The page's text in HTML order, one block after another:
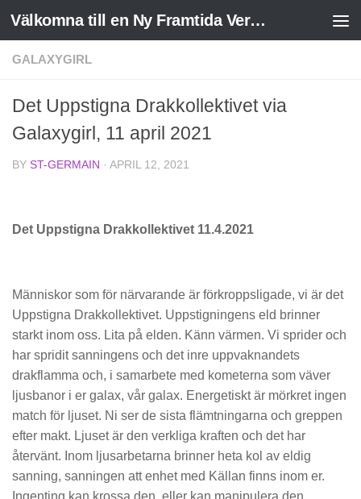
Skip to content Välkomna till en Ny Framtida Verklighet
GALAXYGIRL
Det Uppstigna Drakkollektivet via
Galaxygirl, 11 april 2021
BY ST-GERMAIN · APRIL 12, 2021
Det Uppstigna Drakkollektivet 11.4.2021
Människor som för närvarande är förkroppsligade, vi är det
Uppstigna Drakkollektivet. Uppstigningens eld brinner
starkt inom oss. Lita på elden. Känn värmen. Vi sprider och
har spridit sanningens och det inre uppvaknandets
drakflamma och, i samarbete med kometerna som väver
ljusbanor i er galax, vår galax. Energetiskt är mörkret ingen
match för ljuset. Ni ser de sista flämtningarna och greppen
efter makt. Ljuset är den verkliga kraften och det har
återvänt. Inom ljusarbetarna brinner heta kol av eldig
sanning, sanningen att enhet med Källan finns inom er.